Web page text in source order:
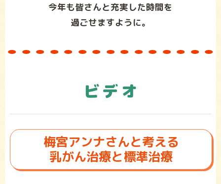
今年も皆さんと充実した時間を
過ごせますように。
ビデオ
梅宮アンナさんと考える
乳がん治療と標準治療